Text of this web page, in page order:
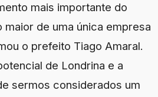
mais importante do
maior de uma única empresa
o prefeito Tiago Amaral.
de Londrina e a
sermos considerados um